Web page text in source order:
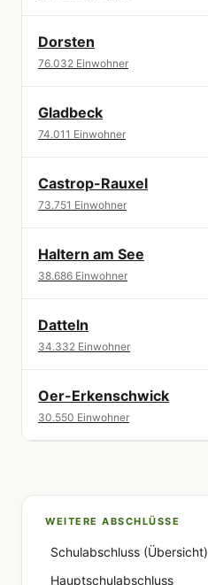
Dorsten
76.032 Einwohner
Gladbeck
74.011 Einwohner
Castrop-Rauxel
73.751 Einwohner
Haltern am See
38.686 Einwohner
Datteln
34.332 Einwohner
Oer-Erkenschwick
30.550 Einwohner
WEITERE ABSCHLÜSSE
Schulabschluss (Übersicht)
Hauptschulabschluss